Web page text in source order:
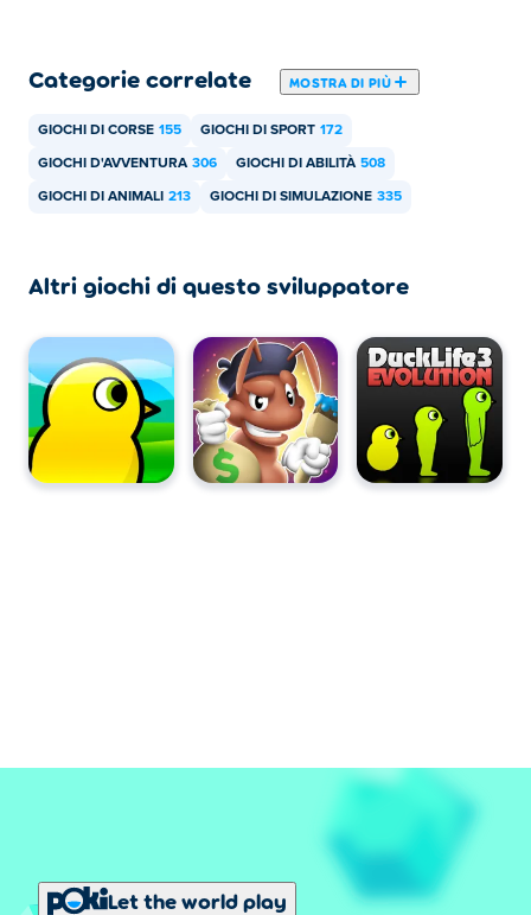
Categorie correlate MOSTRA DI PIÙ
GIOCHI DI CORSE 155 GIOCHI DI SPORT 172
GIOCHI D'AVVENTURA 306 GIOCHI DI ABILITÀ 508
GIOCHI DI ANIMALI 213 GIOCHI DI SIMULAZIONE 335
Altri giochi di questo sviluppatore
Let the world play